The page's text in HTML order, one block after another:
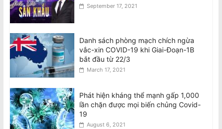
September 17, 2021
Danh sách phòng mạch chích ngừa
vắc-xin COVID-19 khi Giai-Đoạn-1B
bắt đầu từ 22/3
March 17, 2021
Phát hiện kháng thể mạnh gấp 1,000
lần chặn được mọi biến chủng Covid-
19
August 6, 2021